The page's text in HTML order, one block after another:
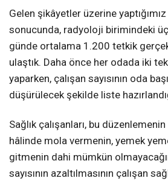
Gelen şikâyetler üzerine
sonucunda, radyoloji birimindeki
günde ortalama 1.200 tetkik
ulaştık. Daha önce her odada iki
yaparken, çalışan sayısının oda
düşürülecek şekilde liste
Sağlık çalışanları, bu
hâlinde mola vermenin, yemek
gitmenin dahi mümkün
sayısının azaltılmasının çalışan